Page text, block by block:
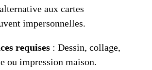
aux cartes
impersonnelles.
requises : Dessin, collage,
ou impression maison.